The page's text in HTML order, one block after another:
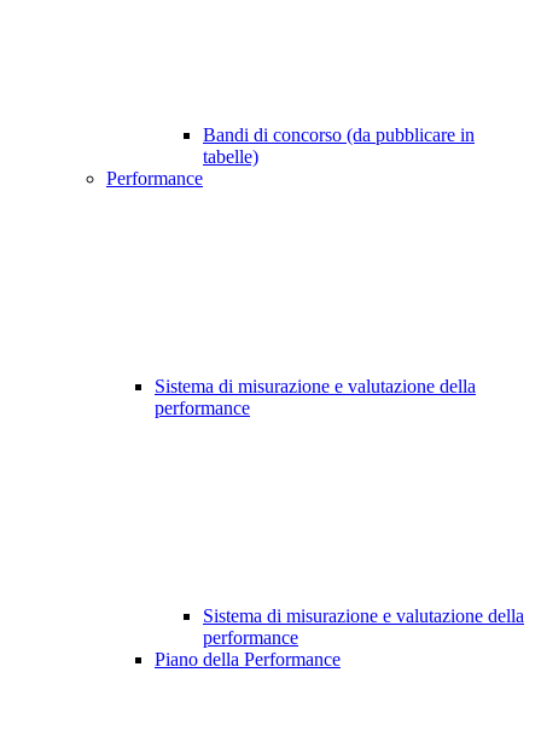
Bandi di concorso (da pubblicare in
tabelle)
Performance
Sistema di misurazione e valutazione della
performance
Sistema di misurazione e valutazione della
performance
Piano della Performance